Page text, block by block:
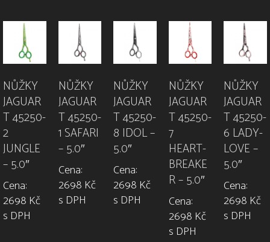
NŮŽKY
JAGUAR
T 45250-
2
JUNGLE
– 5.0″
Cena:
2698 Kč
s DPH
NŮŽKY
JAGUAR
T 45250-
1 SAFARI
– 5.0″
Cena:
2698 Kč
s DPH
NŮŽKY
JAGUAR
T 45250-
8 IDOL –
5.0″
Cena:
2698 Kč
s DPH
NŮŽKY
JAGUAR
T 45250-
7
HEART-
BREAKE
R – 5.0″
Cena:
2698 Kč
s DPH
NŮŽKY
JAGUAR
T 45250-
6 LADY-
LOVE –
5.0″
Cena:
2698 Kč
s DPH